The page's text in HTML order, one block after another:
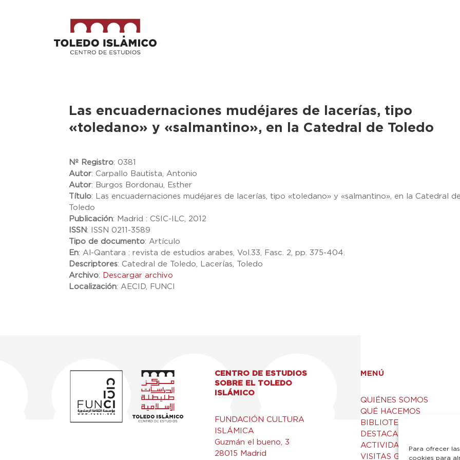
Para ofrecer
cookies para
Las encuadernaciones mudéjares de lacerías, tipo
«toledano» y «salmantino», en la Catedral de Toledo
Nº Registro:0381
Autor: Carpallo Bautista, Antonio
Autor: Burgos Bordonau, Esther
Título: Las encuadernaciones mudéjares de lacerías, tipo «toledano» y «salmantino», en la Catedral
Toledo
Publicación: Madrid : CSIC-ILC, 2012
ISSN:
ISSN 0211-3589
Tipo de documento:Artículo
En:Al-Qantara : revista de estudios arabes, Vol.33, Fasc. 2, pp. 375-404.
Descriptores: Catedral de Toledo, Lacerías, Toledo
Archivo: Descargar archivo
Localización:AECID, FUNCI
CENTRO DE ESTUDIOS
SOBRE EL TOLEDO
ISLÁMICO
FUNDACIÓN CULTURA
ISLÁMICA
Guzmán el bueno, 3
28015 Madrid
MENÚ
QUIÉNES SOMOS
QUÉ HACEMOS
BIBLIOTECA Y
DESTACADOS
ACTIVIDADES
VISITAS GUIADAS